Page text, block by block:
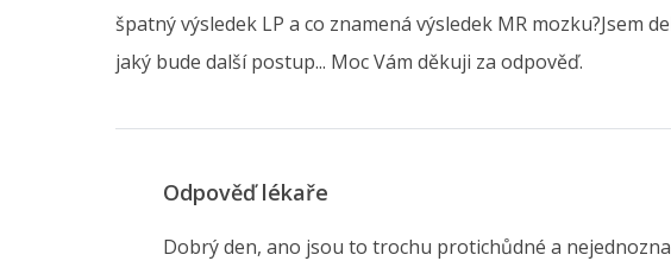
špatný výsledek LP a co znamená výsledek MR mozku?Jsem
jaký bude další postup... Moc Vám děkuji za odpověď.
Odpověď lékaře
Dobrý den, ano jsou to trochu protichůdné a